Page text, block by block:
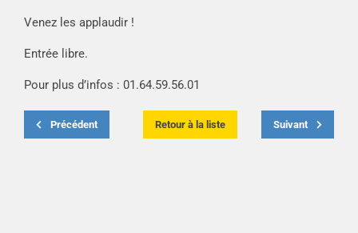
Venez les applaudir !
Entrée libre.
Pour plus d’infos : 01.64.59.56.01
Précédent Retour à la liste Suivant